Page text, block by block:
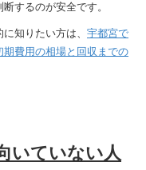
するのが安全です。
知りたい方は、 宇都宮で
費用の相場と回収までの
いていない人